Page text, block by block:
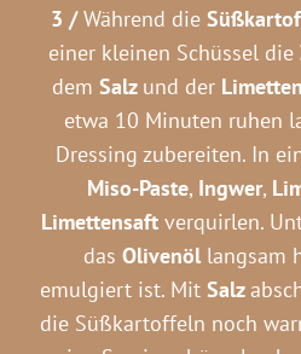
3 /Während die
einer kleinen Schüssel die
dem Salz und der
etwa 10 Minuten ruhen
Dressing zubereiten. In
Miso-Paste, Ingwer,
Limettensaft verquirlen.
das Olivenöl langsam
emulgiert ist. Mit Salz
die Süßkartoffeln noch